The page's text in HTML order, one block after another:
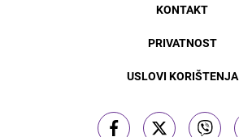
KONTAKT
PRIVATNOST
USLOVI KORIŠTENJA